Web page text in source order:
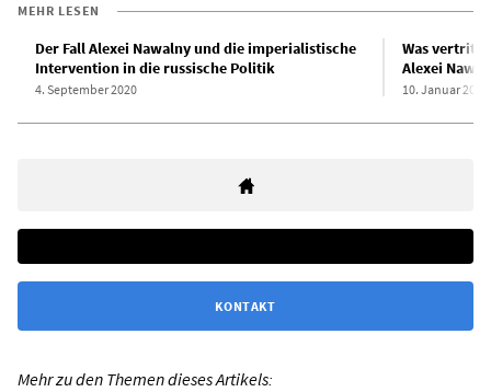
MEHR LESEN
Der Fall Alexei Nawalny und die imperialistische
Intervention in die russische Politik
4. September 2020
Was vertritt
Alexei
10. Januar 2018
KONTAKT
Mehr zu den Themen dieses Artikels: